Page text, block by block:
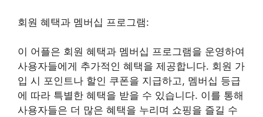
회원 혜택과 멤버십 프로그램:
이 어플은 회원 혜택과 멤버십 프로그램을 운영하여
사용자들에게 추가적인 혜택을 제공합니다. 회원 가
입 시 포인트나 할인 쿠폰을 지급하고, 멤버십 등급
에 따라 특별한 혜택을 받을 수 있습니다. 이를 통해
사용자들은 더 많은 혜택을 누리며 쇼핑을 즐길 수